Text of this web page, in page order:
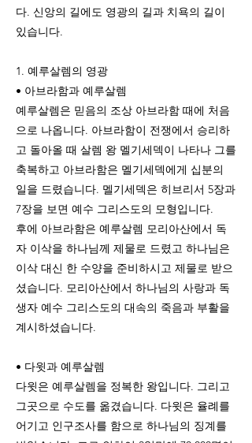
다. 신앙의 길에도 영광의 길과 치욕의 길이
있습니다.
1. 예루살렘의 영광
• 아브라함과 예루살렘
예루살렘은 믿음의 조상 아브라함 때에 처음
으로 나옵니다. 아브라함이 전쟁에서 승리하
고 돌아올 때 살렘 왕 멜기세덱이 나타나 그를
축복하고 아브라함은 멜기세덱에게 십분의
일을 드렸습니다. 멜기세덱은 히브리서 5장과
7장을 보면 예수 그리스도의 모형입니다.
후에 아브라함은 예루살렘 모리아산에서 독
자 이삭을 하나님께 제물로 드렸고 하나님은
이삭 대신 한 수양을 준비하시고 제물로 받으
셨습니다. 모리아산에서 하나님의 사랑과 독
생자 예수 그리스도의 대속의 죽음과 부활을
계시하셨습니다.
• 다윗과 예루살렘
다윗은 예루살렘을 정복한 왕입니다. 그리고
그곳으로 수도를 옮겼습니다. 다윗은 율례를
어기고 인구조사를 함으로 하나님의 징계를